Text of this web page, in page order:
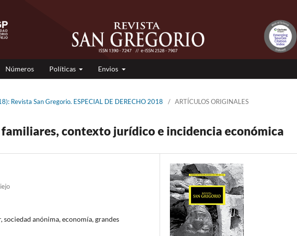
Números Políticas Envios
Revista San Gregorio. ESPECIAL DE DERECHO 2018 / ARTÍCULOS ORIGINALES
familiares, contexto jurídico e incidencia económica
sociedad anónima, economía, grandes